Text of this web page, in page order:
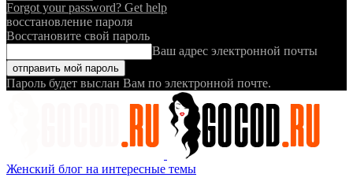
Forgot your password? Get help
восстановление пароля
Восстановите свой пароль
Ваш адрес электронной почты
Пароль будет выслан Вам по электронной почте.
Женский блог на интересные темы